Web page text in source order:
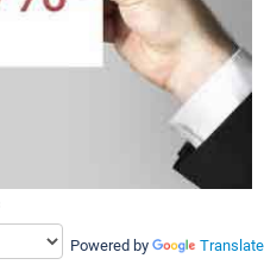
plans a Souss Sahara
Powered by Translate